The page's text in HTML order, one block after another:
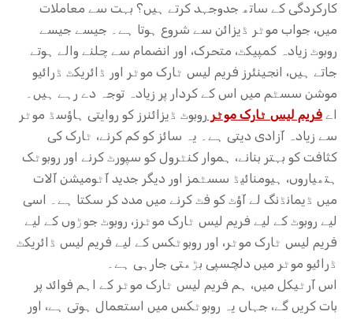
کارکردگی کے ساتھ جدوجہد کرتے ہیں؟ بہت سے معاملات
میں، جواب موٹر ڈیزائن سے شروع ہوتا ہے۔ جیسے جیسے
روبوٹ زیادہ کمپیکٹ، متحرک، اور انضمام سے چلنے والے ہوتے
جاتے ہیں، انجینئرز فریم لیس ٹارک موٹر اور ڈائریکٹ ڈرائیو
موشن سسٹم میں اس کے کردار پر زیادہ توجہ دے رہے ہیں۔
اے فریم لیس ٹارک موٹر روبوٹ ڈیزائنرز کو روایتی ہاؤسڈ موٹر
سے زیادہ آزادی دیتی ہے۔ یہ سائز کو کم کرنے، ٹارک کی
کثافت کو بہتر بنانے، ہموار کنٹرول کو سپورٹ کرنے اور روبوٹک
ہتھیاروں، ہیومنائیڈ سسٹمز اور دیگر جدید آٹومیشن آلات
میں ڈیمانڈنگ لے آؤٹ کو فٹ کرنے میں مدد کر سکتا ہے۔ اسی
لیے روبوٹ کے لیے فریم لیس ٹارک موٹرز، روبوٹ جوڑوں کے لیے
فریم لیس ٹارک موٹر، ​​اور روبوٹکس کے لیے فریم لیس ڈائریکٹ
ڈرائیو موٹر میں دلچسپی بڑھتی جارہی ہے۔
اس آرٹیکل میں، ہم فریم لیس ٹارک موٹر کے اہم فوائد پر
بات کریں گے، جہاں یہ روبوٹکس میں استعمال ہوتی ہے، اور